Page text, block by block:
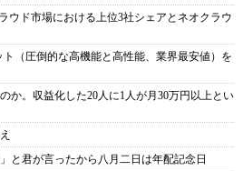
ウド市場における上位3社シェアとネオクラウ
ト（圧倒的な高機能と高性能、業界最安値）を
か。収益化した20人に1人が月30万円以上とい
と君が言ったから八月二日は年配記念日